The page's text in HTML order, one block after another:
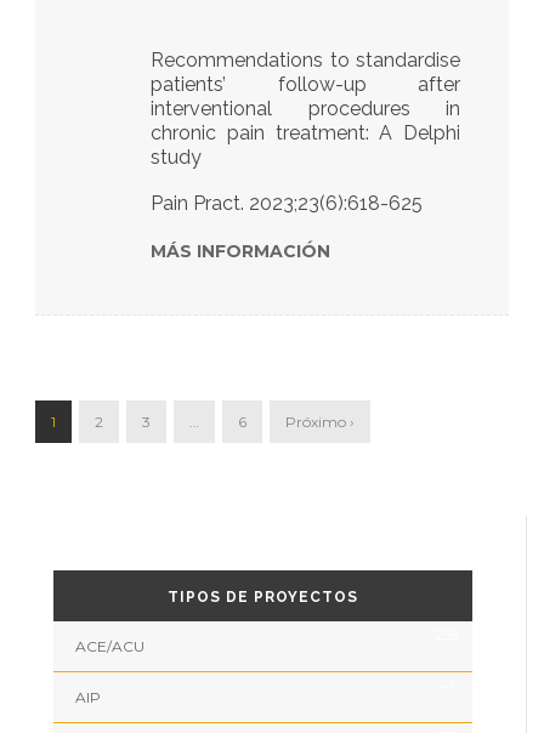
Recommendations to standardise
patients’ follow-up after
interventional procedures in
chronic pain treatment: A Delphi
study
Pain Pract. 2023;23(6):618-625
MÁS INFORMACIÓN
1 2 3 6 Próximo ›
TIPOS DE PROYECTOS
ACE/ACU
AIP